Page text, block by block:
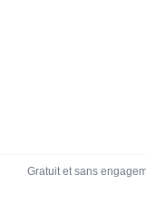
Gratuit et sans